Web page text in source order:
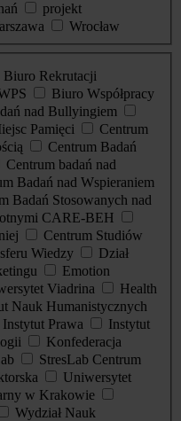
projekt
Wrocław
Biuro Rekrutacji
Biuro Współpracy
nad Bullyingiem
Pamięci
Centrum
Centrum Badań
Centrum badań nad
Badań nad Wspieraniem
Badań Stosowanych nad
CARE-BEH
Centrum Studiów
Wiedzy
Dział
Emotion
Viadrina
Health
Nauk Humanistycznych
Instytut Prawa
Instytut
Konfederacja
StresLab Centrum
Uniwersytet
w Krakowie
Wydział Nauk